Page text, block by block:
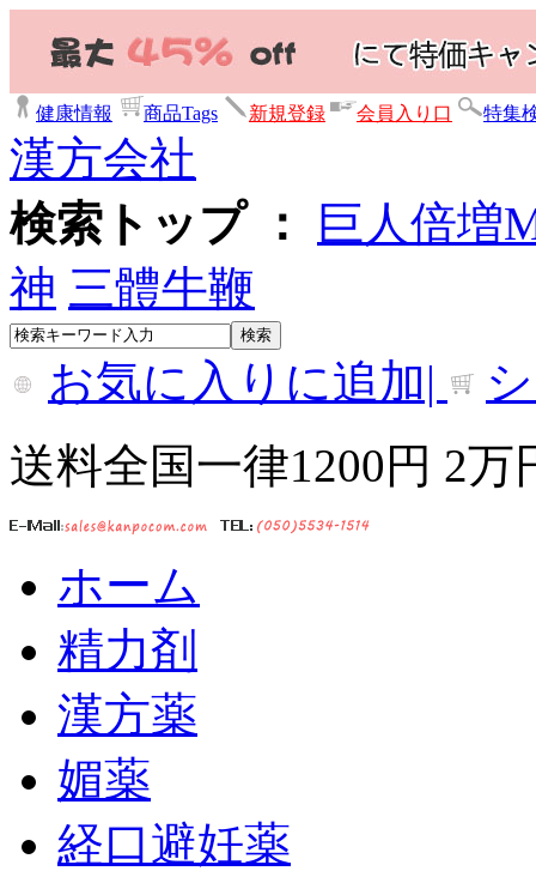
健康情報 商品Tags 新規登録 会員入り口 特集
漢方会社
検索トップ ：
巨人倍増
神 三體牛鞭
お気に入りに追加|
送料全国一律1200円 2
ホーム
精力剤
漢方薬
媚薬
経口避妊薬